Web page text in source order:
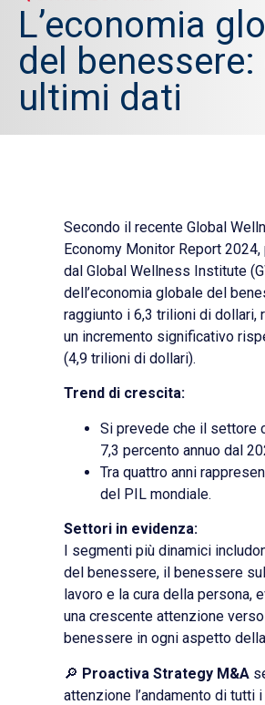
L’economia
del benessere:
ultimi dati
Secondo il recente Global
Economy Monitor Report
dal Global Wellness Institute
dell’economia globale del
raggiunto i 6,3 trilioni di dollari,
un incremento significativo
(4,9 trilioni di dollari).
Trend di crescita:
Si prevede che il settore
7,3 percento annuo dal
Tra quattro anni
del PIL mondiale.
Settori in evidenza:
I segmenti più dinamici
del benessere, il benessere
lavoro e la cura della persona,
una crescente attenzione
benessere in ogni aspetto
🔎 Proactiva Strategy M&A
attenzione l’andamento di tutti